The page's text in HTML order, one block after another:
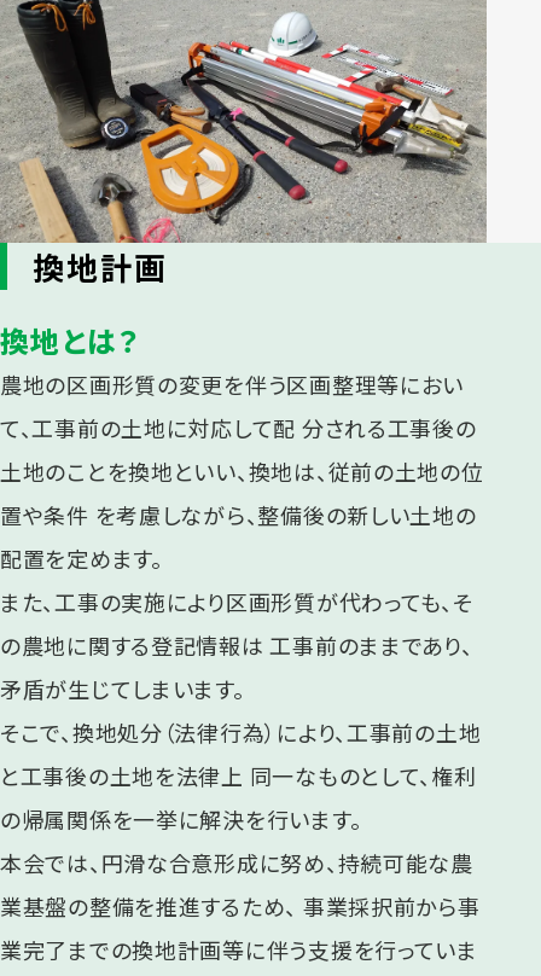
換地計画
換地とは？
農地の区画形質の変更を伴う区画整理等におい
て、工事前の土地に対応して配 分される工事後の
土地のことを換地といい、換地は、従前の土地の位
置や条件 を考慮しながら、整備後の新しい土地の
配置を定めます。
また、工事の実施により区画形質が代わっても、そ
の農地に関する登記情報は 工事前のままであり、
矛盾が生じてしまいます。
そこで、換地処分（法律行為）により、工事前の土地
と工事後の土地を法律上 同一なものとして、権利
の帰属関係を一挙に解決を行います。
本会では、円滑な合意形成に努め、持続可能な農
業基盤の整備を推進するため、 事業採択前から事
業完了までの換地計画等に伴う支援を行っていま